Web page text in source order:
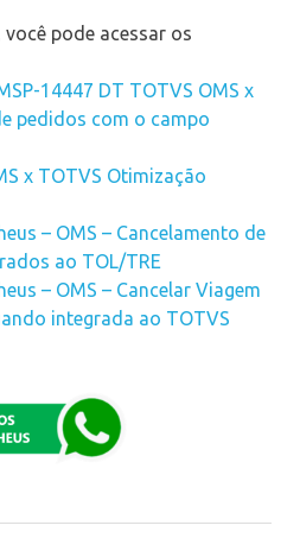
pode acessar os
14447 DT TOTVS OMS x
pedidos com o campo
x TOTVS Otimização
– OMS – Cancelamento de
ao TOL/TRE
– OMS – Cancelar Viagem
integrada ao TOTVS